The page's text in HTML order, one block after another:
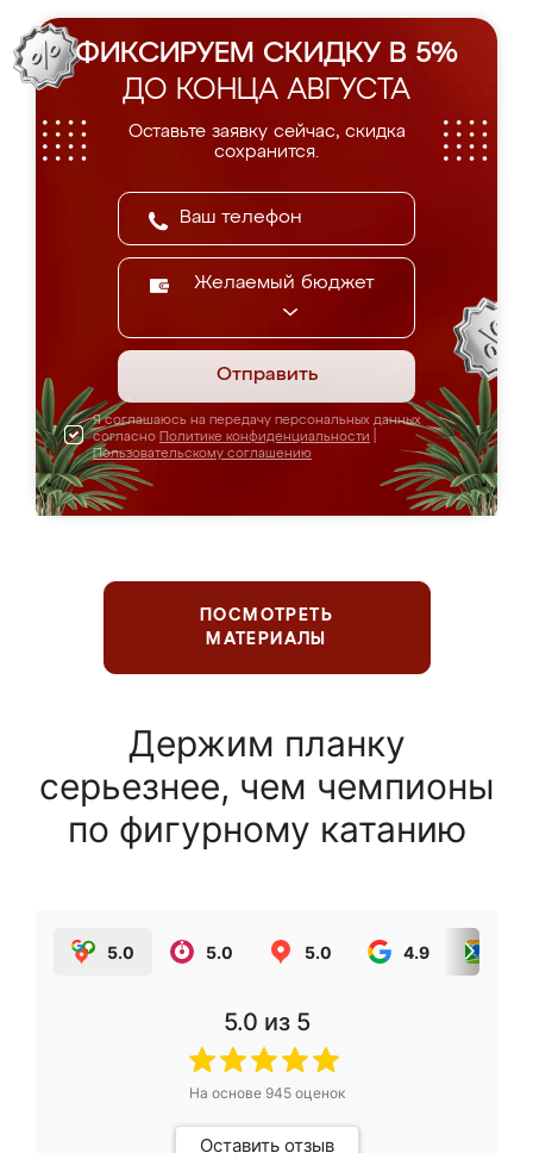
ФИКСИРУЕМ СКИДКУ В 5%
ДО КОНЦА АВГУСТА
Оставьте заявку сейчас, скидка
сохранится.
Желаемый бюджет
Отправить
Я соглашаюсь на передачу персональных данных
согласно Политике конфиденциальности
Пользовательскому соглашению
ПОСМОТРЕТЬ
МАТЕРИАЛЫ
Держим планку
серьезнее, чем чемпионы
по фигурному катанию
5.0 5.0 5.0 4.9
5.0 из 5
На основе 945оценок
Оставить отзыв